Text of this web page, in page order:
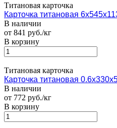
Титановая карточка
Карточка титановая
В наличии
от 841 руб./кг
В корзину
Титановая карточка
Карточка титановая
В наличии
от 772 руб./кг
В корзину